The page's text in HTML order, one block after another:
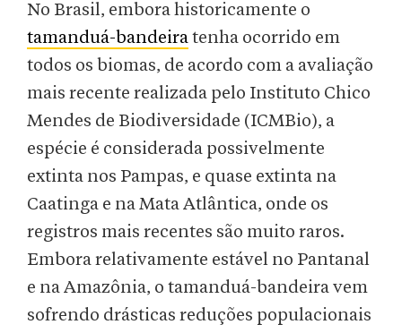
No Brasil, embora historicamente o
tamanduá-bandeiratenha ocorrido em
todos os biomas, de acordo com a avaliação
mais recente realizada pelo Instituto Chico
Mendes de Biodiversidade (ICMBio), a
espécie é considerada possivelmente
extinta nos Pampas, e quase extinta na
Caatinga e na Mata Atlântica, onde os
registros mais recentes são muito raros.
Embora relativamente estável no Pantanal
e na Amazônia, o tamanduá-bandeira vem
sofrendo drásticas reduções populacionais